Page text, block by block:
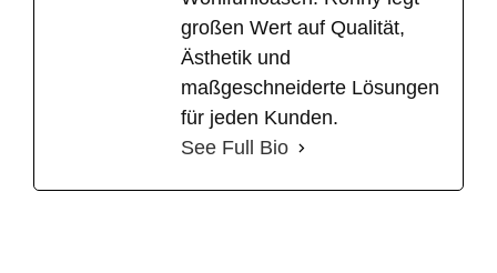
großen Wert auf Qualität,
Ästhetik und
maßgeschneiderte Lösungen
für jeden Kunden.
See Full Bio